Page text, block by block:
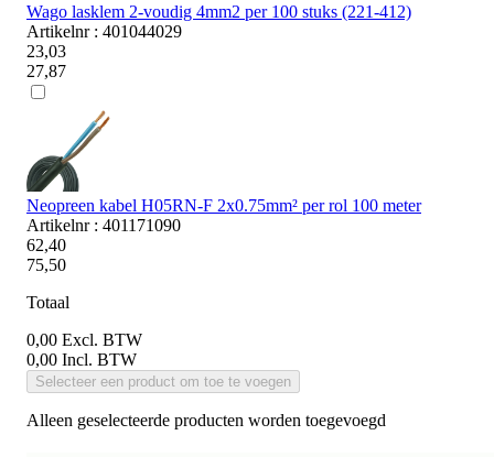
Wago lasklem 2-voudig 4mm2 per 100 stuks (221-412)
Artikelnr : 401044029
23,03
27,87
Neopreen kabel H05RN-F 2x0.75mm² per rol 100 meter
Artikelnr : 401171090
62,40
75,50
Totaal
0,00 Excl. BTW
0,00 Incl. BTW
Selecteer een product om toe te voegen
Alleen geselecteerde producten worden toegevoegd